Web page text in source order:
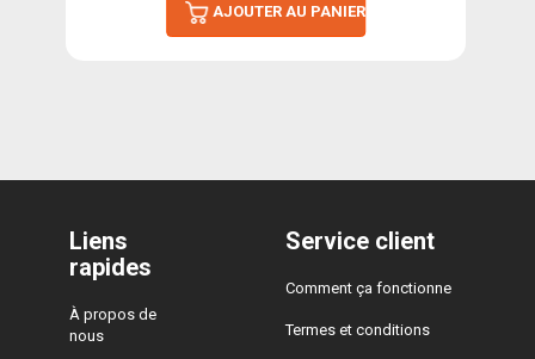
AJOUTER AU PANIER
Liens
rapides
À propos de
nous
Service client
Comment ça fonctionne
Termes et conditions